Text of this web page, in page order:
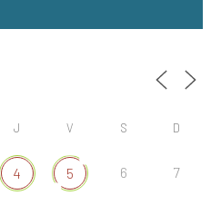
J V S D
4 5 6 7